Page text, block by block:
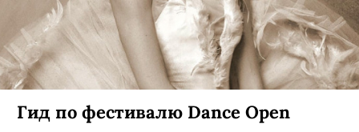
Гид по фестивалю Dance Open